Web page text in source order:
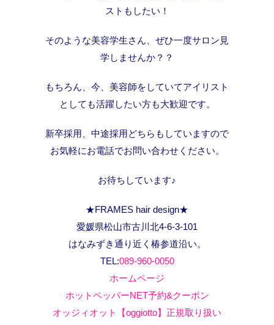
ストもしたい！
そのような美容学生さん、ぜひ一度サロン見
学しませんか？？
もちろん、今、美容師をしていてアイリスト
としても活躍したい方も大歓迎です。
新卒採用、中途採用どちらもしていますので
お気軽にお電話でお問い合わせください。
お待ちしています♪
★FRAMES hair design★
愛媛県松山市古川北4-6-3-101
はなみずき通り近く椿参道沿い。
TEL:089-960-0050
ホームページ
ホットペッパーNET予約&クーポン
オッジィオット【oggiotto】正規取り扱い